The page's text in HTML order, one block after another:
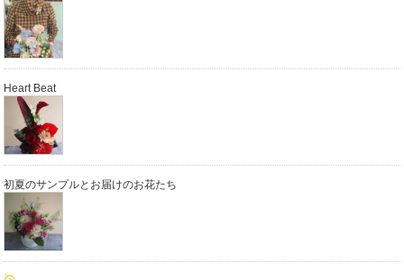
Heart Beat
初夏のサンプルとお届けのお花たち